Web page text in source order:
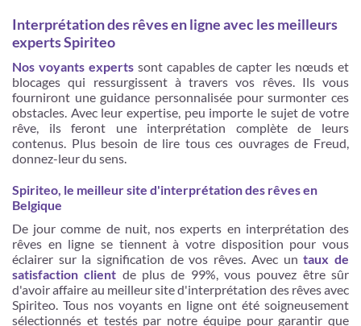
Interprétation des rêves en ligne avec les meilleurs
experts Spiriteo
Nos voyants expertssont capables de capter les nœuds et
blocages qui ressurgissent à travers vos rêves. Ils vous
fourniront une guidance personnalisée pour surmonter ces
obstacles. Avec leur expertise, peu importe le sujet de votre
rêve, ils feront une interprétation complète de leurs
contenus. Plus besoin de lire tous ces ouvrages de Freud,
donnez-leur du sens.
Spiriteo, le meilleur site d'interprétation des rêves en
Belgique
De jour comme de nuit, nos experts en interprétation des
rêves en ligne se tiennent à votre disposition pour vous
éclairer sur la signification de vos rêves. Avec untaux de
satisfaction client de plus de 99%, vous pouvez être sûr
d'avoir affaire au meilleur site d'interprétation des rêves avec
Spiriteo. Tous nos voyants en ligne ont été soigneusement
sélectionnés et testés par notre équipe pour garantir que